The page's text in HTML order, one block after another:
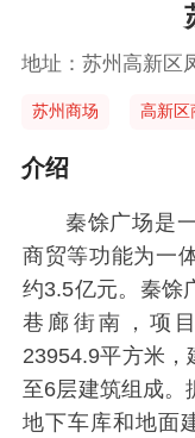
地址：苏州高新区
苏州商场 高新区
介绍
秦馀广场是
商贸等功能为一
约3.5亿元。秦馀
巷廊街南，项
23954.9平方米
至6层建筑组成。
地下车库和地面